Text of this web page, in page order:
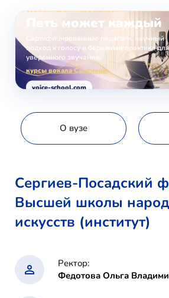
ОНЛАЙН-ЗАНЯТИЯ ВОКАЛОМ
Петь может каждый
Сертифицированные педагоги, научный
подход к голосу и бережная практика для
уверенного звучания.
курсы вокала Салоники
voice-school.com
О вузе
Сергиев-Посадский
Высшей школы
искусств (институт)
Ректор:
Федотова Ольга